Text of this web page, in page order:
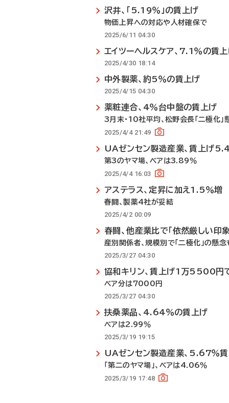
沢井、「5.19％」の賃上げ
物価上昇への対応や人材確保で
2025/6/11 04:30
エイツーヘルスケア、7.1％の賃
2025/4/30 18:14
中外製薬、約5％の賃上げ
2025/4/15 04:30
薬粧連合、4％台中盤の賃上げ
3月末・10社平均、松野会長「二極化」
2025/4/4 21:49
UAゼンセン製造産業、賃上げ
第3のヤマ場、ベアは3.89％
2025/4/4 16:03
アステラス、定昇に加え1.5％増
春闘、製薬4社が妥結
2025/4/2 00:09
春闘、他産業比で「依然厳しい印象
産別関係者、規模別で「二極化」の懸念
2025/3/27 04:30
協和キリン、賃上げ1万5500円
ベア分は7000円
2025/3/27 04:30
扶桑薬品、4.64％の賃上げ
ベアは2.99％
2025/3/19 19:15
UAゼンセン製造産業、5.67％
「第二のヤマ場」、ベアは4.06％
2025/3/19 17:48